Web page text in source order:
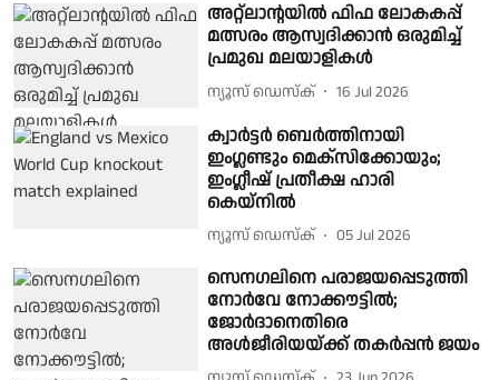
അറ്റ്ലാൻ്റയിൽ ഫിഫ ലോകകപ്പ്
മത്സരം ആസ്വദിക്കാൻ ഒരുമിച്ച്
പ്രമുഖ മലയാളികൾ
ന്യൂസ് ഡെസ്ക് 16 Jul 2026
ക്വാർട്ടർ ബെർത്തിനായി
ഇംഗ്ലണ്ടും മെക്സിക്കോയും;
ഇംഗ്ലീഷ് പ്രതീക്ഷ ഹാരി
കെയ്നിൽ
ന്യൂസ് ഡെസ്ക് 05 Jul 2026
സെനഗലിനെ പരാജയപ്പെടുത്തി
നോര്‍വേ നോക്കൗട്ടില്‍;
ജോര്‍ദാനെതിരെ
അള്‍ജീരിയയ്ക്ക് തകര്‍പ്പന്‍ ജയം